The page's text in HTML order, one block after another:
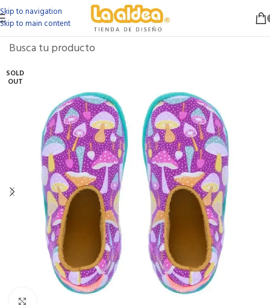
Skip to navigation
Skip to main content
SOLD
OUT